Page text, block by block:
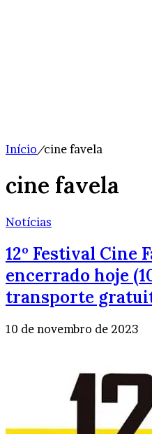
Início/cine favela
cine favela
Notícias
12º Festival Cine
encerrado hoje
transporte
10 de novembro de 2023